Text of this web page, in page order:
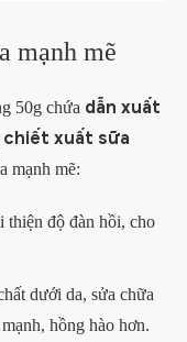
mạnh mẽ
50g chứa dẫn xuất
chiết xuất sữa
mạnh mẽ:
thiện độ đàn hồi, cho
dưới da, sửa chữa
hồng hào hơn.